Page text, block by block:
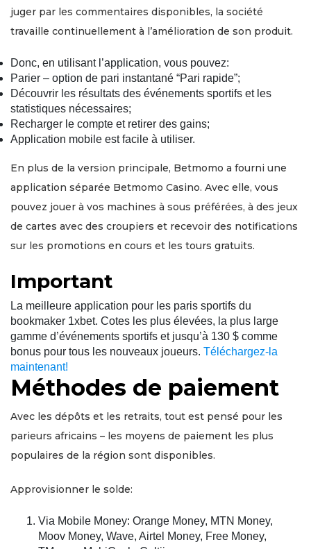
juger par les commentaires disponibles, la société
travaille continuellement à l’amélioration de son produit.
Donc, en utilisant l’application, vous pouvez:
Parier – option de pari instantané “Pari rapide”;
Découvrir les résultats des événements sportifs et les
statistiques nécessaires;
Recharger le compte et retirer des gains;
Application mobile est facile à utiliser.
En plus de la version principale, Betmomo a fourni une
application séparée Betmomo Casino. Avec elle, vous
pouvez jouer à vos machines à sous préférées, à des jeux
de cartes avec des croupiers et recevoir des notifications
sur les promotions en cours et les tours gratuits.
Important
La meilleure application pour les paris sportifs du
bookmaker 1xbet. Cotes les plus élevées, la plus large
gamme d’événements sportifs et jusqu’à 130 $ comme
bonus pour tous les nouveaux joueurs. Téléchargez-la
maintenant!
Méthodes de paiement
Avec les dépôts et les retraits, tout est pensé pour les
parieurs africains – les moyens de paiement les plus
populaires de la région sont disponibles.
Approvisionner le solde:
Via Mobile Money: Orange Money, MTN Money,
Moov Money, Wave, Airtel Money, Free Money,